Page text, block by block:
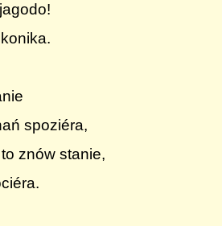
konika.
spoziéra,
znów stanie,
ociéra.